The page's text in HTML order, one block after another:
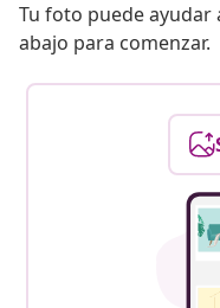
Tu foto puede ayudar
abajo para comenzar.